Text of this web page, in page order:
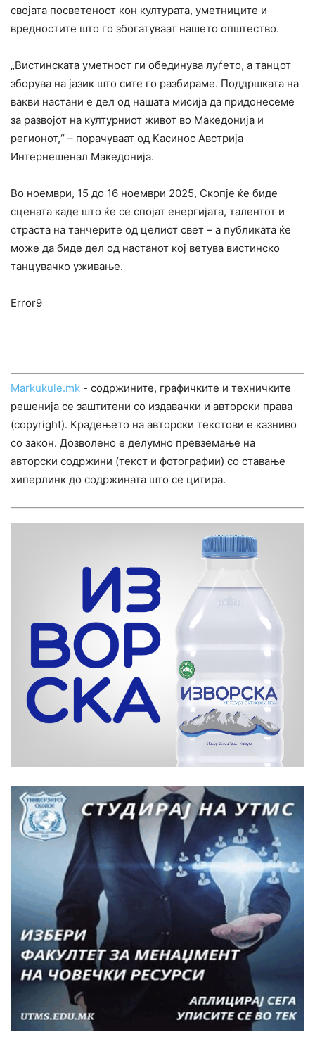
својата посветеност кон културата, уметниците и
вредностите што го збогатуваат нашето општество.
„Вистинската уметност ги обединува луѓето, а танцот
зборува на јазик што сите го разбираме. Поддршката на
вакви настани е дел од нашата мисија да придонесеме
за развојот на културниот живот во Македонија и
регионот,“ – порачуваат од Касинос Австрија
Интернешенал Македонија.
Во ноември, 15 до 16 ноември 2025, Скопје ќе биде
сцената каде што ќе се спојат енергијата, талентот и
страста на танчерите од целиот свет – а публиката ќе
може да биде дел од настанот кој ветува вистинско
танцувачко уживање.
Error9
Markukule.mk - содржините, графичките и техничките
решенија се заштитени со издавачки и авторски права
(copyright). Крадењето на авторски текстови е казниво
со закон. Дозволено е делумно превземање на
авторски содржини (текст и фотографии) со ставање
хиперлинк до содржината што се цитира.